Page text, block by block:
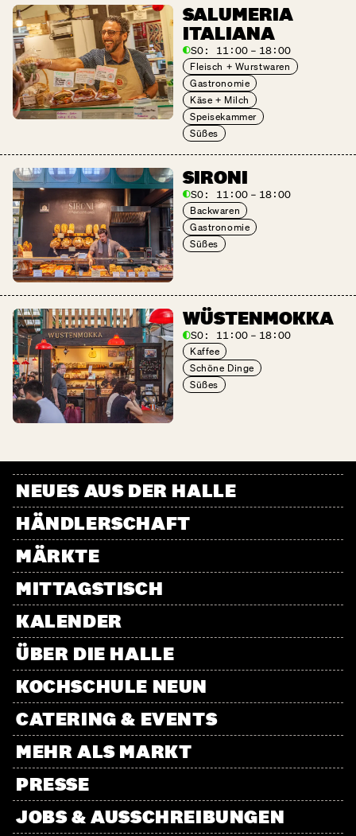
SALUMERIA
ITALIANA
SO: 11:00 – 18:00
Fleisch + Wurstwaren
Gastronomie
Käse + Milch
Speisekammer
Süßes
SIRONI
SO: 11:00 – 18:00
Backwaren
Gastronomie
Süßes
WÜSTEN­MOKKA
SO: 11:00 – 18:00
Kaffee
Schöne Dinge
Süßes
NEUES AUS DER HALLE
HÄNDLERSCHAFT
MÄRKTE
MITTAGSTISCH
KALENDER
ÜBER DIE HALLE
KOCHSCHULE NEUN
CATERING & EVENTS
MEHR ALS MARKT
PRESSE
JOBS & AUSSCHREIBUNGEN